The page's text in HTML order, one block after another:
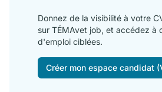
Donnez de la visibilité à votre
sur TÉMAvet job, et accédez à
d'emploi ciblées.
Créer mon espace candidat